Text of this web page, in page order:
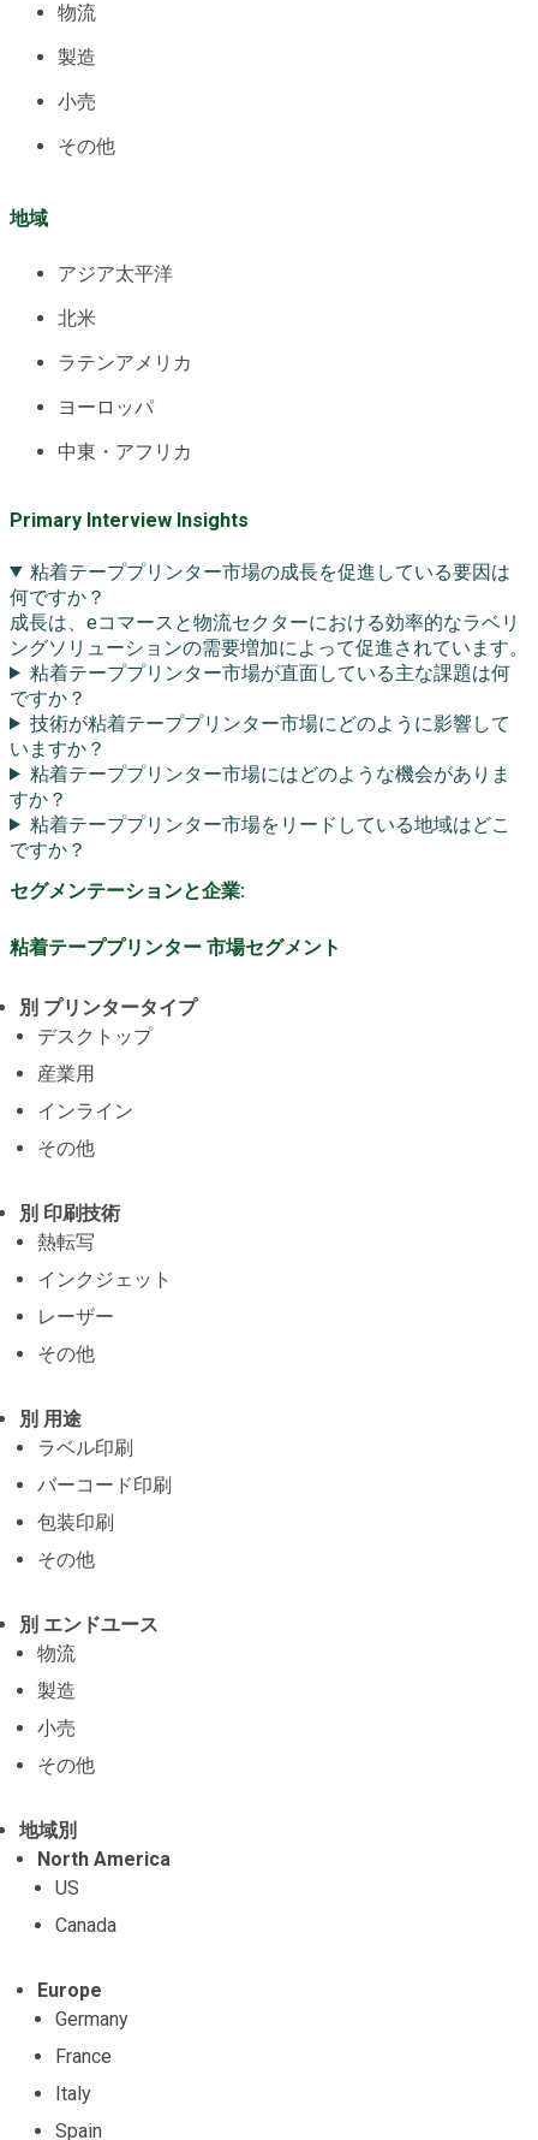
物流
製造
小売
その他
地域
アジア太平洋
北米
ラテンアメリカ
ヨーロッパ
中東・アフリカ
Primary Interview Insights
粘着テーププリンター市場の成長を促進している要因は
何ですか？
成長は、eコマースと物流セクターにおける効率的なラベリ
ングソリューションの需要増加によって促進されています。
粘着テーププリンター市場が直面している主な課題は何
ですか？
技術が粘着テーププリンター市場にどのように影響して
いますか？
粘着テーププリンター市場にはどのような機会がありま
すか？
粘着テーププリンター市場をリードしている地域はどこ
ですか？
セグメンテーションと企業:
粘着テーププリンター 市場セグメント
別 プリンタータイプ
デスクトップ
産業用
インライン
その他
別 印刷技術
熱転写
インクジェット
レーザー
その他
別 用途
ラベル印刷
バーコード印刷
包装印刷
その他
別 エンドユース
物流
製造
小売
その他
地域別
North America
US
Canada
Europe
Germany
France
Italy
Spain